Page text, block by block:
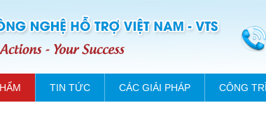
TIN TỨC CÁC GIẢI PHÁP CÔNG